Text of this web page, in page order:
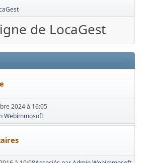
de LocaGest
2024 à 16:05
Webimmosoft